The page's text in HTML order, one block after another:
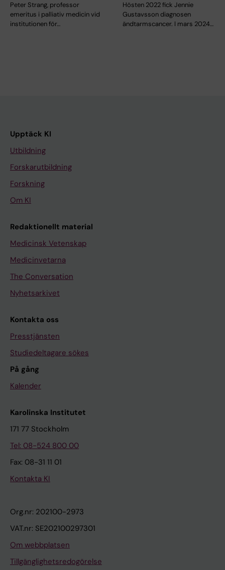
Peter Strang, professor
emeritus i palliativ medicin vid
institutionen för…
Hösten 2022 fick Jennie
Gustavsson diagnosen
ändtarmscancer. I mars 2024…
Upptäck KI
Utbildning
Forskarutbildning
Forskning
Om KI
Redaktionellt material
Medicinsk Vetenskap
Medicinvetarna
The Conversation
Nyhetsarkivet
Kontakta oss
Presstjänsten
Studiedeltagare sökes
På gång
Kalender
Karolinska Institutet
171 77 Stockholm
Tel: 08-524 800 00
Fax: 08-31 11 01
Kontakta KI
Org.nr: 202100-2973
VAT.nr: SE202100297301
Om webbplatsen
Tillgänglighetsredogörelse